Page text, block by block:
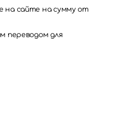
на сайте на сумму от
переводом для